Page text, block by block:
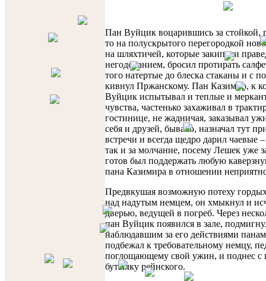
Пан Вуйцик воцарившись за стойкой,
то на полускрытого перегородкой
на шляхтичей, которые закипали
негодованием, бросил протирать
того натертые до блеска стаканы и с
кивнул Пржанскому. Пан Казимир, к
Вуйцик испытывал и теплые и
чувства, частенько захаживал в
гостинице, не жадничая, заказывал
себя и друзей, бывало, назначал тут
встречи и всегда щедро дарил чаевые –
так и за молчание, посему Лешек уже
готов был поддержать любую
пана Казимира в отношении
Предвкушая возможную потеху
над надутым немцем, он хмыкнул и
дверью, ведущей в погреб. Через
пан Вуйцик появился в зале,
наблюдавшим за его действиями
подбежал к требовательному немцу,
поглощающему свой ужин, и поднес с
бутылку рейнского.